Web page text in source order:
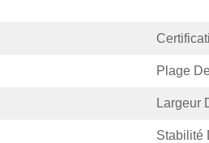
Plage
Largeur
Stabilité